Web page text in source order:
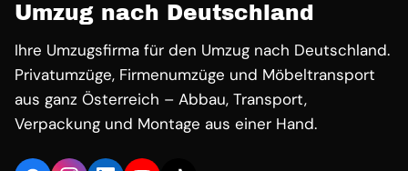
Umzug nach Deutschland
Ihre Umzugsfirma für den Umzug nach Deutschland.
Privatumzüge, Firmenumzüge und Möbeltransport
aus ganz Österreich – Abbau, Transport,
Verpackung und Montage aus einer Hand.